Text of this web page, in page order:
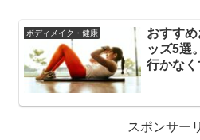
ボディメイク・健康
おすす
ッズ5選
行かなく
スポンサー